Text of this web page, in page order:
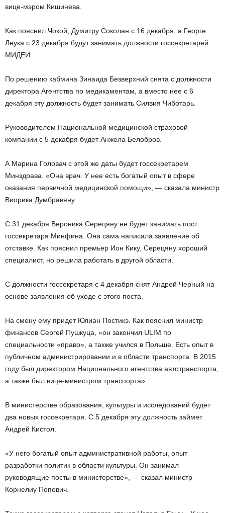
вице-мэром Кишинева.
Как пояснил Чокой, Думитру Соколан с 16 декабря, а Георге
Леука с 23 декабря будут занимать должности госсекретарей
МИДЕИ.
По решению кабмина Зинаида Безверхний снята с должности
директора Агентства по медикаментам, а вместо нее с 6
декабря эту должность будет занимать Силвия Чиботарь.
Руководителем Национальной медицинской страховой
компании с 5 декабря будет Анжела Белобров.
А Марина Головач с этой же даты будет госсекретарем
Минздрава. «Она врач. У нее есть богатый опыт в сфере
оказания первичной медицинской помощи», — сказала министр
Виорика Думбравяну.
С 31 декабря Вероника Серецяну не будет занимать пост
госсекретаря Минфина. Она сама написала заявление об
отставке. Как пояснил премьер Ион Кику, Серецяну хороший
специалист, но решила работать в другой области.
С должности госсекретаря с 4 декабря снят Андрей Черный на
основе заявления об уходе с этого поста.
На смену ему придет Юлиан Постикэ. Как пояснил министр
финансов Сергей Пушкуца, «он закончил ULIM по
специальности «право», а также учился в Польше. Есть опыт в
публичном администрировании и в области транспорта. В 2015
году был директором Национального агентства автотранспорта,
а также был вице-министром транспорта».
В министерстве образования, культуры и исследований будет
два новых госсекретаря. С 5 декабря эту должность займет
Андрей Кистол.
«У него богатый опыт административной работы, опыт
разработки политик в области культуры. Он занимал
руководящие посты в министерстве», — сказал министр
Корнелиу Попович.